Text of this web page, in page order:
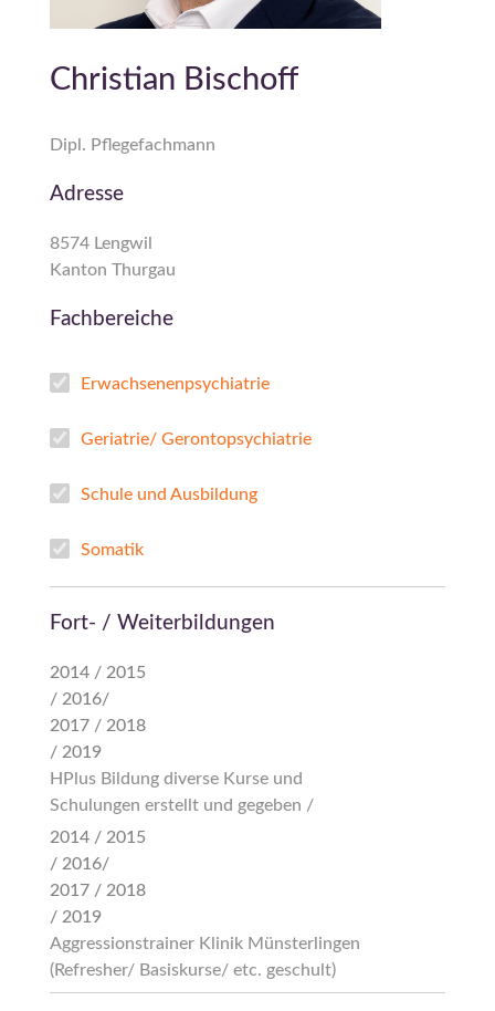
Christian Bischoff
Dipl. Pflegefachmann
Adresse
8574 Lengwil
Kanton Thurgau
Fachbereiche
Erwachsenenpsychiatrie
Geriatrie/ Gerontopsychiatrie
Schule und Ausbildung
Somatik
Fort- / Weiterbildungen
2014 / 2015
/ 2016/
2017 / 2018
/ 2019
HPlus Bildung diverse Kurse und
Schulungen erstellt und gegeben /
2014 / 2015
/ 2016/
2017 / 2018
/ 2019
Aggressionstrainer Klinik Münsterlingen
(Refresher/ Basiskurse/ etc. geschult)